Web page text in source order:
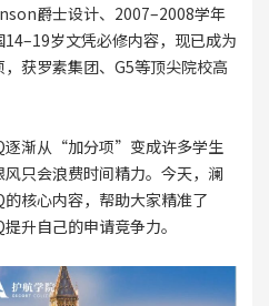
爵士设计、2007–2008学年
岁文凭必修内容，现已成为
获罗素集团、G5等顶尖院校高
逐渐从“加分项”变成许多学生
只会浪费时间精力。今天，澜
核心内容，帮助大家精准了
升自己的申请竞争力。